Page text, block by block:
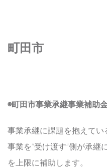
町田市
◉町田市事業承継事業補助
事業承継に課題を抱えてい
事業を“受け渡す”側が承継
を上限に補助します。